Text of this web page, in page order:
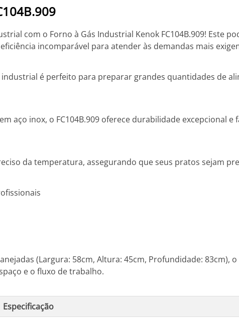
com o Forno à Gás Industrial Kenok FC104B.909! Este
incomparável para atender às demandas mais
é perfeito para preparar grandes quantidades de
aço inox, o FC104B.909 oferece durabilidade excepcional
da temperatura, assegurando que seus pratos sejam
(Largura: 58cm, Altura: 45cm, Profundidade: 83cm),
e o fluxo de trabalho.
Especificação